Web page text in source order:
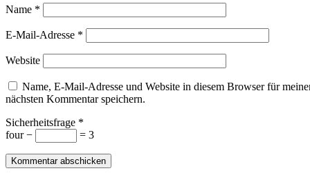
Name *
E-Mail-Adresse *
Website
Name, E-Mail-Adresse und Website in diesem Browser für
nächsten Kommentar speichern.
Sicherheitsfrage *
four −
= 3